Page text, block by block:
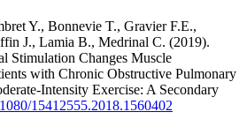
Y., Bonnevie T., Gravier F.E.,
J., Lamia B., Medrinal C. (2019).
Stimulation Changes Muscle
with Chronic Obstructive Pulmonary
Intensity Exercise: A Secondary
15412555.2018.1560402